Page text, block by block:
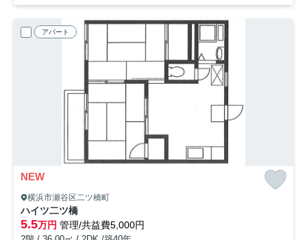
アパート
NEW
横浜市瀬谷区二ツ橋町
ハイツ二ツ橋
5.5万円 管理/共益費5,000円